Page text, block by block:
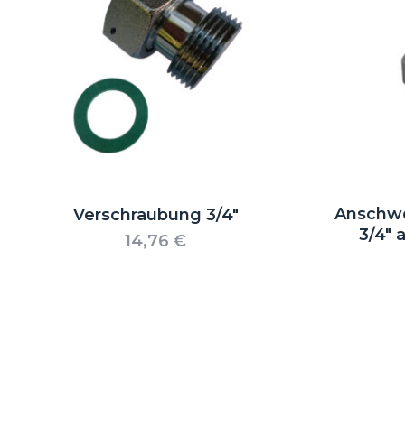
Verschraubung 3/4″
14,76€
3/4″